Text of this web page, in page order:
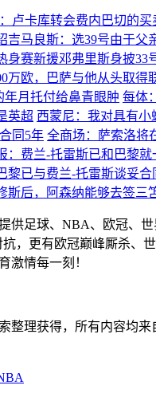
卢卡库转会费内巴切的
吉马良斯：选39号由于父
身赛新援邓弗里斯身披33
万欧，巴萨与他从头取得
年月托付给鼻青眼肿 每体
英超 西蒙尼：我对具有
同5年 全商场：萨索洛将
：费兰-托雷斯已和巴黎
黎已与费兰-托雷斯谈妥
斯后，阿森纳能够去签三
供足球、NBA、欧冠
，更有欧冠巅峰厮杀、
激情每一刻！
整理获得，所有内容均